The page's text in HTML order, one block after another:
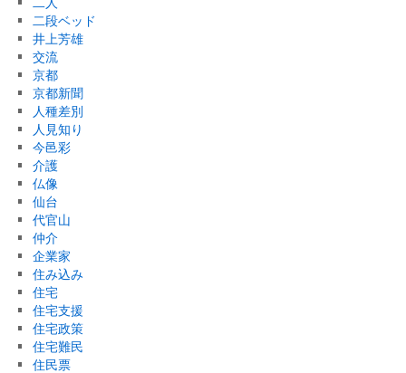
二段ベッド
井上芳雄
交流
京都
京都新聞
人種差別
人見知り
今邑彩
介護
仏像
仙台
代官山
仲介
企業家
住み込み
住宅
住宅支援
住宅政策
住宅難民
住民票